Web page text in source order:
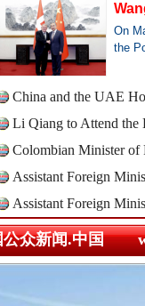
网.中
网.中
网.中
.中国
三轮上挤9个人,
On
the
China and the UAE
Li Qiang to Attend the
Colombian Minister of
Assistant Foreign
Assistant Foreign
众新闻.中国